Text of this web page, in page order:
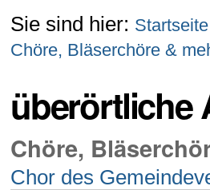
Sie sind hier: Startseite
Chöre, Bläserchöre &
überörtliche
Chöre,
Chor des